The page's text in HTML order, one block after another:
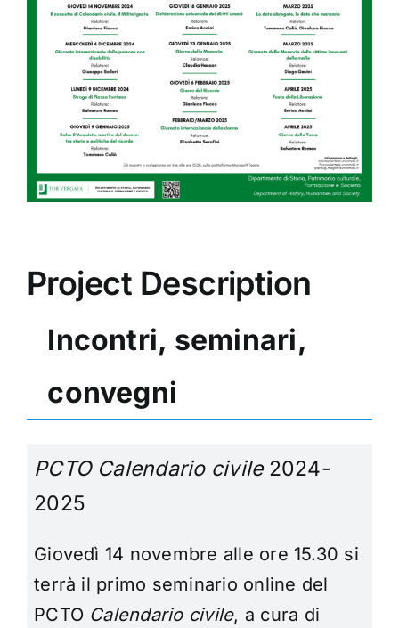
Image
Project Description
Incontri, seminari,
convegni
PCTO Calendario civile 2024-
2025
Giovedì 14 novembre alle ore 15.30 si
terrà il primo seminario online del
PCTO Calendario civile, a cura di